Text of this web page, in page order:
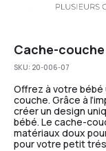
Cache-
SKU: 20-006-07
Offrez à votre
couche. Grâce à
créer un design
bébé. Le cache-
matériaux doux
pour votre petit